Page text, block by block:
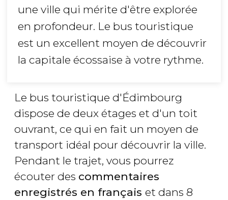
une ville qui mérite d'être explorée
en profondeur. Le bus touristique
est un excellent moyen de découvrir
la capitale écossaise à votre rythme.
Le bus touristique d'Édimbourg
dispose de deux étages et d'un toit
ouvrant, ce qui en fait un moyen de
transport idéal pour découvrir la ville.
Pendant le trajet, vous pourrez
écouter des commentaires
enregistrés en français et dans 8